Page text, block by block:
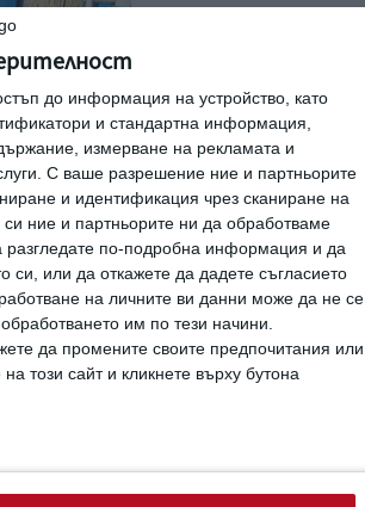
до информация на устройство, като
и стандартна информация,
измерване на рекламата и
С ваше разрешение ние и партньорите
и идентификация чрез сканиране на
си ние и партньорите ни да обработваме
разгледате по-подробна информация и да
си, или да откажете да дадете съгласието
на личните ви данни може да не се
им по тези начини.
да промените своите предпочитания или
този сайт и кликнете върху бутона